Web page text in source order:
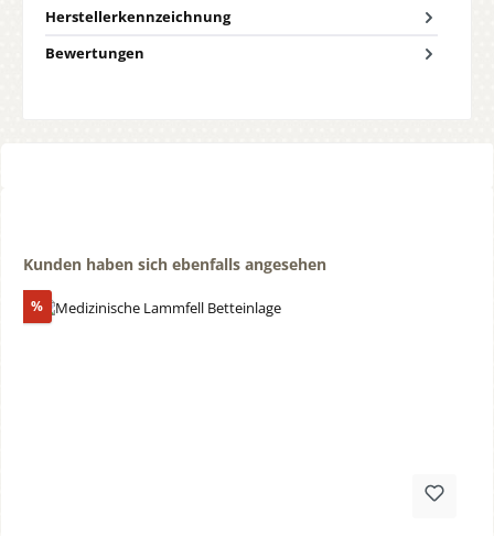
Herstellerkennzeichnung
Bewertungen
Produktgalerie überspringen
Kunden haben sich ebenfalls angesehen
%Rabatt